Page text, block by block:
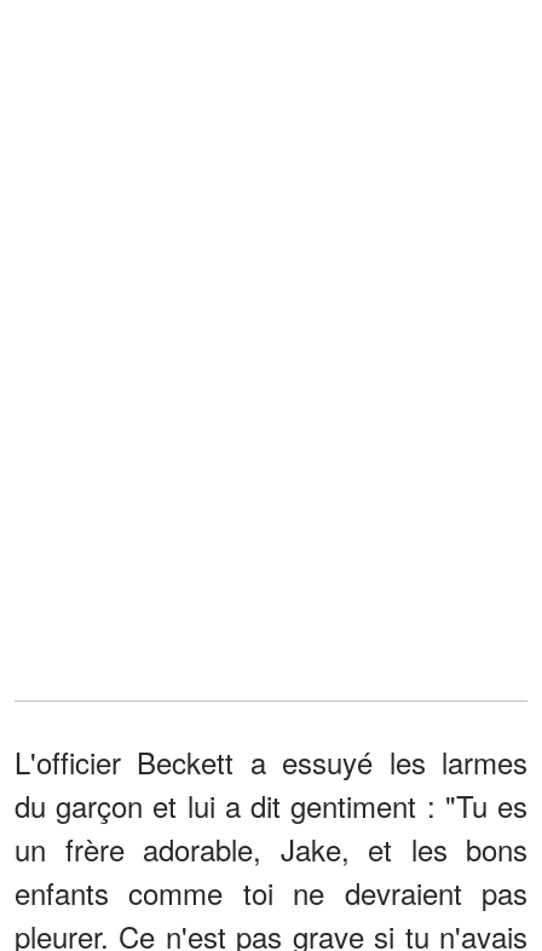
L'officier Beckett a essuyé les larmes
du garçon et lui a dit gentiment : "Tu es
un frère adorable, Jake, et les bons
enfants comme toi ne devraient pas
pleurer. Ce n'est pas grave si tu n'avais